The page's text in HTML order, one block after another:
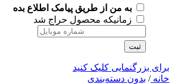
به من از طریق پیامک اطلاع بده
زمانیکه محصول حراج شد
ثبت
برای بزرگنمایی کلیک کنید
خانه/ بدون دسته‌بندی